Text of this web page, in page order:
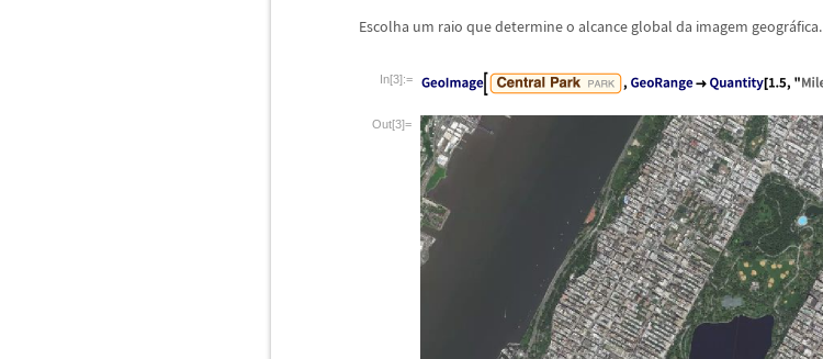
Escolha um raio que determine o alcance global da imagem geográfica.
In[3]:=
Out[3]=